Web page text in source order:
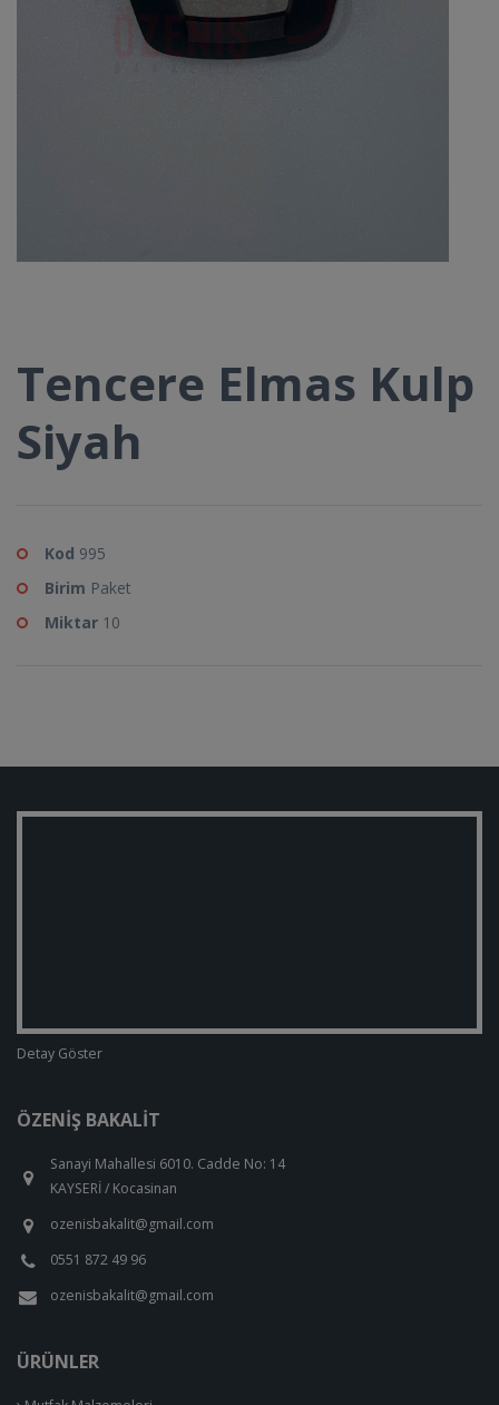
Tencere Elmas Kulp
Siyah
Kod 995
Birim Paket
Miktar 10
Detay Göster
ÖZENIŞ BAKALIT
Sanayi Mahallesi 6010. Cadde No: 14
KAYSERİ / Kocasinan
ozenisbakalit@gmail.com
0551 872 49 96
ozenisbakalit@gmail.com
ÜRÜNLER